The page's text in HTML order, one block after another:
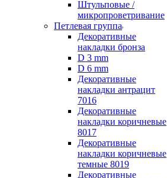
Штульповые /
микропроветривание
Петлевая группа
Декоративные
накладки бронза
D 3 mm
D 6 mm
Декоративные
накладки антрацит
7016
Декоративные
накладки коричневые
8017
Декоративные
накладки коричневые
темные 8019
Декоративные